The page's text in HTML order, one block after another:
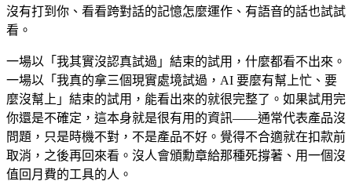
沒有打到你、看看跨對話的記憶怎麼運作、有語音的話也試試
看。
一場以「我其實沒認真試過」結束的試用，什麼都看不出來。
一場以「我真的拿三個現實處境試過，AI 要麼有幫上忙、要
麼沒幫上」結束的試用，能看出來的就很完整了。如果試用完
你還是不確定，這本身就是很有用的資訊——通常代表產品沒
問題，只是時機不對，不是產品不好。覺得不合適就在扣款前
取消，之後再回來看。沒人會頒勳章給那種死撐著、用一個沒
值回月費的工具的人。